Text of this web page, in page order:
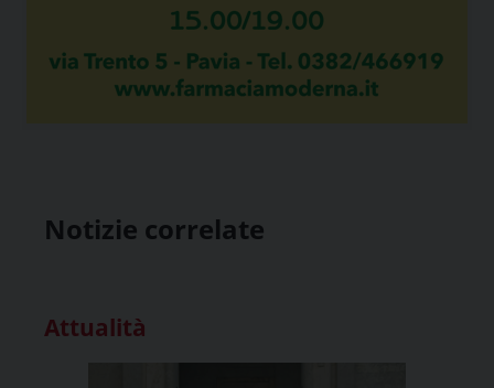
Notizie correlate
Attualità